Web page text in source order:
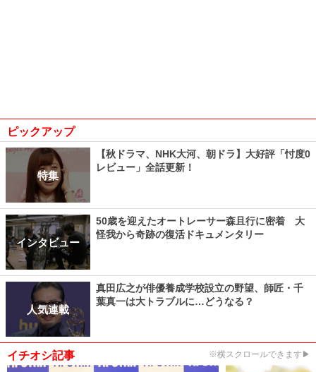
ピックアップ
特集
【秋ドラマ、NHK大河、朝ドラ】大好評「忖度0
レビュー」全話更新！
インタビュー
50歳を迎えたオートレーサー森且行に密着 大
怪我から奇跡の復活ドキュメンタリー
人気連載
真田広之が俳優養成学校設立の野望、師匠・千
葉真一は大トラブルに…どうなる？
イチオシ記事 ※横スクロールできます▶